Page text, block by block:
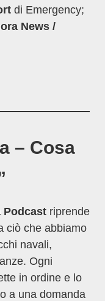
di Emergency;
News /
– Cosa
Podcast riprende
ciò che abbiamo
navali,
Ogni
in ordine e lo
a una domanda